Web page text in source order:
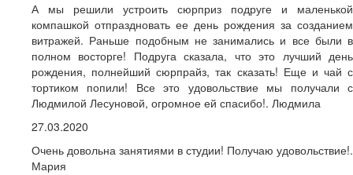
А мы решили устроить сюрприз подруге и маленькой
компашкой отпраздновать ее день рождения за созданием
витражей. Раньше подобным не занимались и все были в
полном восторге! Подруга сказала, что это лучший день
рождения, полнейший сюрпрайз, так сказать! Еще и чай с
тортиком попили! Все это удовольствие мы получали с
Людмилой Лесуновой, огромное ей спасибо!. Людмила
27.03.2020
Очень довольна занятиями в студии! Получаю удовольствие!.
Мария